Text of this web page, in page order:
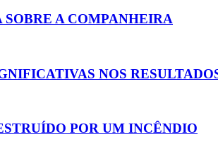
A COMPANHEIRA
NOS
POR UM INCÊNDIO